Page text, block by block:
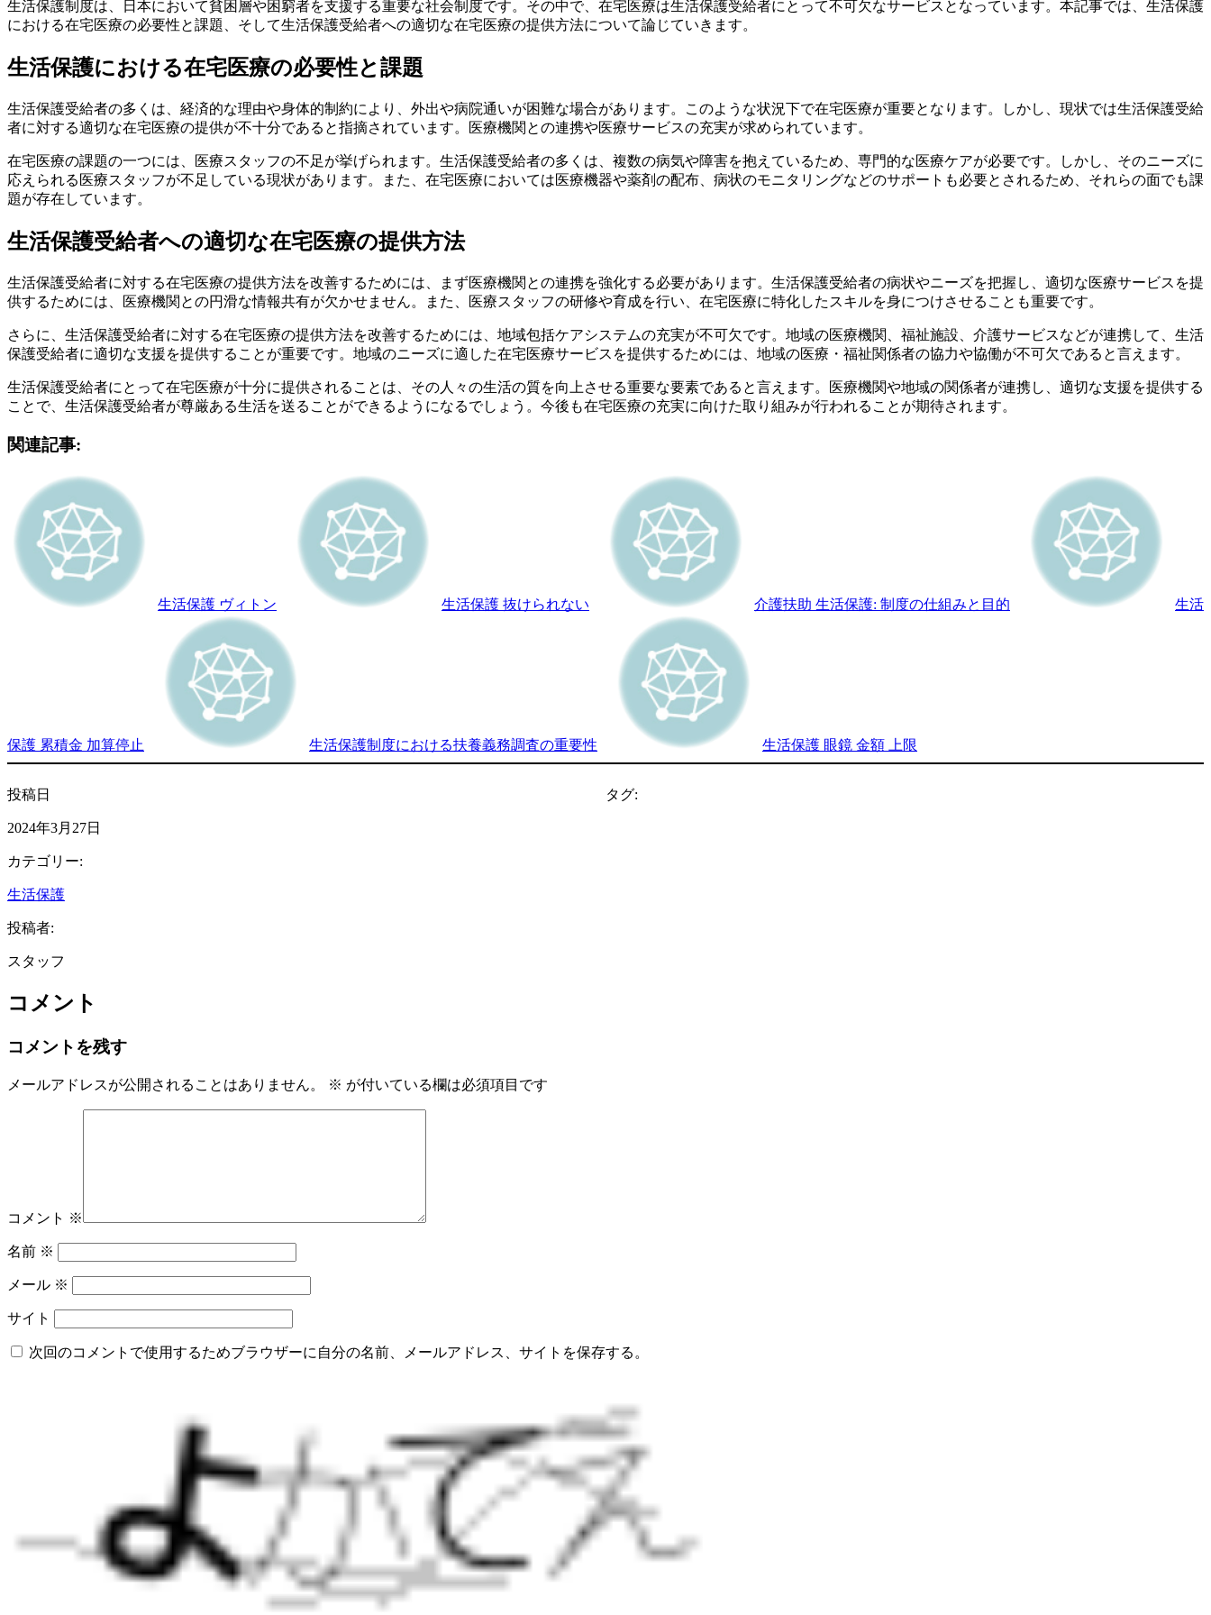
生活保護制度は、日本において貧困層や困窮者を支援する重要な社会制度です。その中で、在宅医療は生活保護受給者にとって不可欠なサービスとなっています。本記事では、生活保護
における在宅医療の必要性と課題、そして生活保護受給者への適切な在宅医療の提供方法について論じていきます。
生活保護における在宅医療の必要性と課題
生活保護受給者の多くは、経済的な理由や身体的制約により、外出や病院通いが困難な場合があります。このような状況下で在宅医療が重要となります。しかし、現状では生活保護受給
者に対する適切な在宅医療の提供が不十分であると指摘されています。医療機関との連携や医療サービスの充実が求められています。
在宅医療の課題の一つには、医療スタッフの不足が挙げられます。生活保護受給者の多くは、複数の病気や障害を抱えているため、専門的な医療ケアが必要です。しかし、そのニーズに
応えられる医療スタッフが不足している現状があります。また、在宅医療においては医療機器や薬剤の配布、病状のモニタリングなどのサポートも必要とされるため、それらの面でも課
題が存在しています。
生活保護受給者への適切な在宅医療の提供方法
生活保護受給者に対する在宅医療の提供方法を改善するためには、まず医療機関との連携を強化する必要があります。生活保護受給者の病状やニーズを把握し、適切な医療サービスを提
供するためには、医療機関との円滑な情報共有が欠かせません。また、医療スタッフの研修や育成を行い、在宅医療に特化したスキルを身につけさせることも重要です。
さらに、生活保護受給者に対する在宅医療の提供方法を改善するためには、地域包括ケアシステムの充実が不可欠です。地域の医療機関、福祉施設、介護サービスなどが連携して、生活
保護受給者に適切な支援を提供することが重要です。地域のニーズに適した在宅医療サービスを提供するためには、地域の医療・福祉関係者の協力や協働が不可欠であると言えます。
生活保護受給者にとって在宅医療が十分に提供されることは、その人々の生活の質を向上させる重要な要素であると言えます。医療機関や地域の関係者が連携し、適切な支援を提供する
ことで、生活保護受給者が尊厳ある生活を送ることができるようになるでしょう。今後も在宅医療の充実に向けた取り組みが行われることが期待されます。
関連記事:
生活保護 ヴィトン 生活保護 抜けられない 介護扶助 生活保護: 制度の仕組みと目的 生活
保護 累積金 加算停止 生活保護制度における扶養義務調査の重要性 生活保護 眼鏡 金額 上限
投稿日
2024年3月27日
カテゴリー:
生活保護
投稿者:
スタッフ
タグ:
コメント
コメントを残す
メールアドレスが公開されることはありません。 ※ が付いている欄は必須項目です
コメント ※
名前 ※
メール ※
サイト
次回のコメントで使用するためブラウザーに自分の名前、メールアドレス、サイトを保存する。